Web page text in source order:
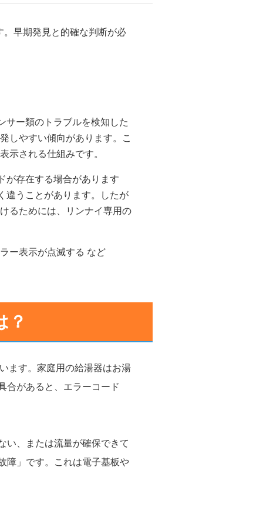
早期発見と的確な判断が必
サー類のトラブルを検知した
しやすい傾向があります。こ
示される仕組みです。
が存在する場合があります
違うことがあります。したが
るためには、リンナイ専用の
ー表示が点滅する など
？
ます。家庭用の給湯器はお湯
合があると、エラーコード
い、または流量が確保できて
障」です。これは電子基板や